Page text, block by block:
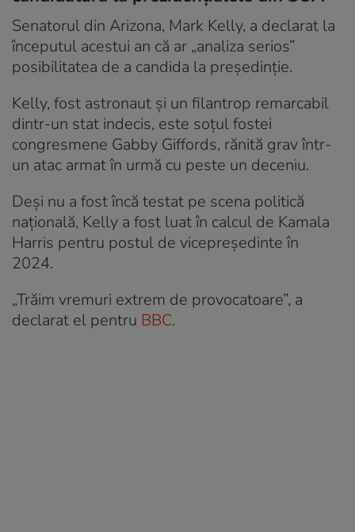
Senatorul din Arizona, Mark Kelly, a declarat la
începutul acestui an că ar „analiza serios”
posibilitatea de a candida la președinție.
Kelly, fost astronaut și un filantrop remarcabil
dintr-un stat indecis, este soțul fostei
congresmene Gabby Giffords, rănită grav într-
un atac armat în urmă cu peste un deceniu.
Deși nu a fost încă testat pe scena politică
națională, Kelly a fost luat în calcul de Kamala
Harris pentru postul de vicepreședinte în
2024.
„Trăim vremuri extrem de provocatoare”, a
declarat el pentru BBC.